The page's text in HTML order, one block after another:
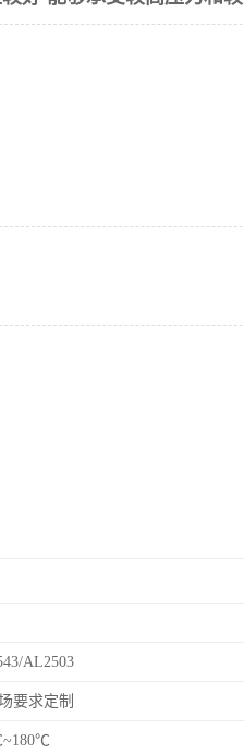
AL2503
要求定制